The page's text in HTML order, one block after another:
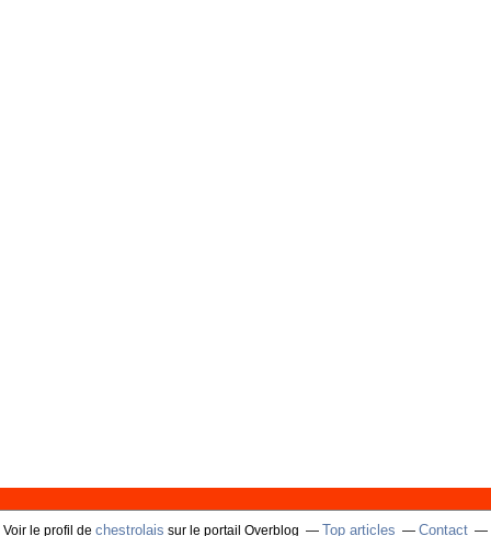
Voir le profil de chestrolais sur le portail Overblog Top articles Contact